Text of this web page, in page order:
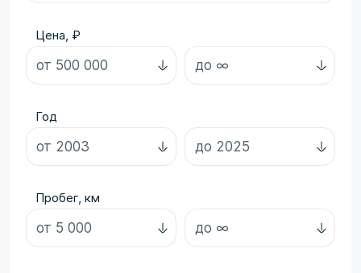
Цена, ₽
Год
Пробег, км